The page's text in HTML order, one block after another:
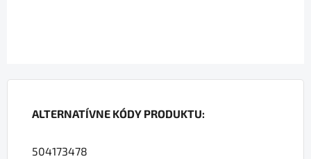
ALTERNATÍVNE KÓDY PRODUKTU:
504173478